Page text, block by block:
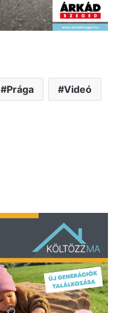
Prága Videó